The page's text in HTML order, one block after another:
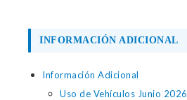
INFORMACIÓN ADICIONAL
Información Adicional
Uso de Vehículos Junio 2026